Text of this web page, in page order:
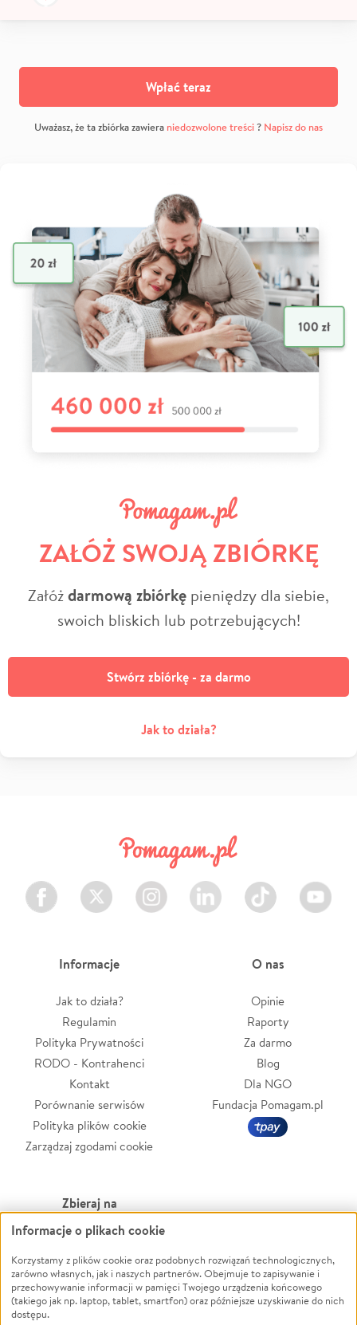
Wpłać teraz
Uważasz, że ta zbiórka zawiera niedozwolone treści? Napisz do nas
ZAŁÓŻ SWOJĄ ZBIÓRKĘ
Załóżdarmową zbiórkę pieniędzy dla siebie,
swoich bliskich lub potrzebujących!
Stwórz zbiórkę - za darmo
Jak to działa?
Facebook Twitter Instagram LinkedIn TikTok Youtube
Informacje
Jak to działa?
Regulamin
Polityka Prywatności
RODO - Kontrahenci
Kontakt
Porównanie serwisów
Polityka plików cookie
Zarządzaj zgodami cookie
O nas
Opinie
Raporty
Za darmo
Blog
Dla NGO
Fundacja Pomagam.pl
Zbieraj na
Leczenie
Zwierzęta
Pożar
Ukraina
Powódź
Wichura
NGO
Informacje o plikach cookie
Korzystamy z plików cookie oraz podobnych rozwiązań technologicznych,
zarówno własnych, jak i naszych partnerów. Obejmuje to zapisywanie i
przechowywanie informacji w pamięci Twojego urządzenia końcowego
(takiego jak np. laptop, tablet, smartfon) oraz późniejsze uzyskiwanie do nich
dostępu.